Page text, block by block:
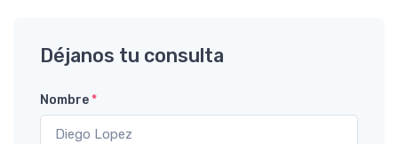
Déjanos tu consulta
Nombre*